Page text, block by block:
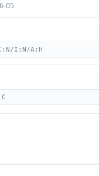
05
I:N/A:H